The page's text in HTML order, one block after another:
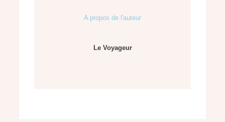
A propos de l'auteur
Le Voyageur